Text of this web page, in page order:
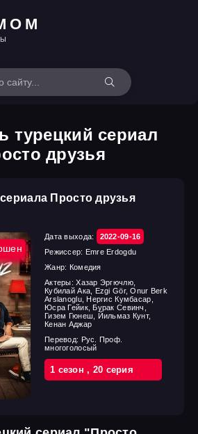
турецкий сериал
друзья
Просто друзья
Дата выхода:
2022-09-16
Режиссер: Emre Erdogdu
Жанр: Комедия
Актеры:Хазар Эргючлю,
Кубилай Ака, Ezgi Gör, Onur Berk
Arslanoglu, Нергис Кумбасар,
Юсра Гейик, Бурак Севинч,
Гизем Гюнеш, Йильмаз Кунт,
Кенан Аджар
Перевод: Рус. Проф.
многоголосый
1 cезон, 20 cерия